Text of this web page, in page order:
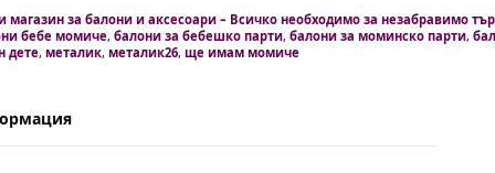
за балони и аксесоари – Всичко необходимо за незабравимо
бебе момиче, балони за бебешко парти, балони за моминско парти,
дете, металик, металик26, ще имам момиче